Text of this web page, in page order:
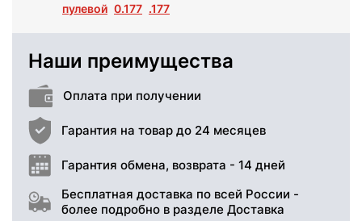
пулевой 0.177 .177
Наши преимущества
Оплата при получении
Гарантия на товар до 24 месяцев
Гарантия обмена, возврата - 14 дней
Бесплатная доставка по всей России -
более подробно в разделе Доставка